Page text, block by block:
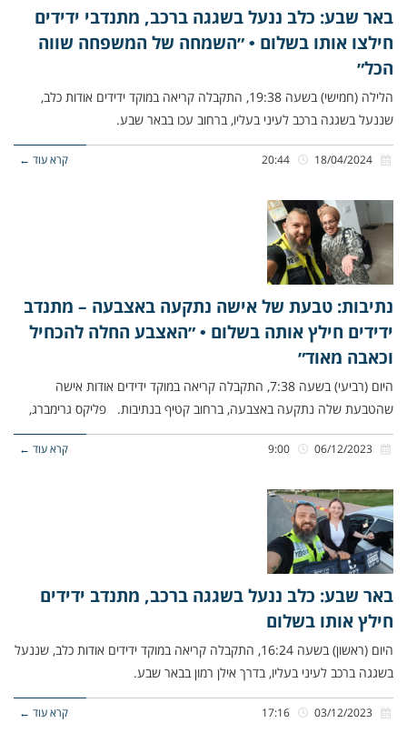
באר שבע: כלב ננעל בשגגה ברכב, מתנדבי ידידים
חילצו אותו בשלום • ״השמחה של המשפחה שווה
הכל״
הלילה (חמישי) בשעה 19:38, התקבלה קריאה במוקד ידידים אודות כלב,
שננעל בשגגה ברכב לעיני בעליו, ברחוב עכו בבאר שבע.
קרא עוד ←
נתיבות: טבעת של אישה נתקעה באצבעה – מתנדב
ידידים חילץ אותה בשלום • ״האצבע החלה להכחיל
וכאבה מאוד״
היום (רביעי) בשעה 7:38, התקבלה קריאה במוקד ידידים אודות אישה
שהטבעת שלה נתקעה באצבעה, ברחוב קטיף בנתיבות. פליקס גרימברג,
קרא עוד ←
באר שבע: כלב ננעל בשגגה ברכב, מתנדב ידידים
חילץ אותו בשלום
היום (ראשון) בשעה 16:24, התקבלה קריאה במוקד ידידים אודות כלב, שננעל
בשגגה ברכב לעיני בעליו, בדרך אילן רמון בבאר שבע.
קרא עוד ←